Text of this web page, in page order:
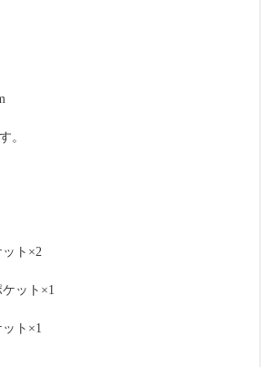
。
ト×2
ット×1
ト×1